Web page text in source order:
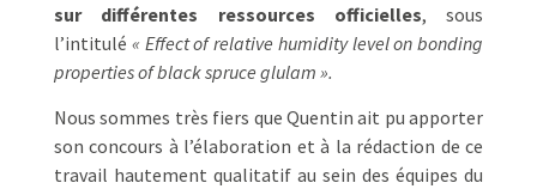
sur différentes ressources officielles, sous
l’intitulé « Effect of relative humidity level on bonding
properties of black spruce glulam ».
Nous sommes très fiers que Quentin ait pu apporter
son concours à l’élaboration et à la rédaction de ce
travail hautement qualitatif au sein des équipes du